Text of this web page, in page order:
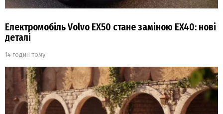
Електромобіль Volvo EX50 стане заміною EX40: нові
деталі
14 годин тому